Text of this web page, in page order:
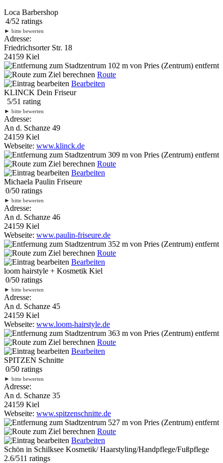
Loca Barbershop
4/52 ratings
► bitte bewerten
Adresse:
Friedrichsorter Str. 18
24159 Kiel
102 m von Pries (Zentrum) entfernt
Route
Bearbeiten
KLINCK Dein Friseur
5/51 rating
► bitte bewerten
Adresse:
An d. Schanze 49
24159 Kiel
Webseite: www.klinck.de
309 m von Pries (Zentrum) entfernt
Route
Bearbeiten
Michaela Paulin Friseure
0/50 ratings
► bitte bewerten
Adresse:
An d. Schanze 46
24159 Kiel
Webseite: www.paulin-friseure.de
352 m von Pries (Zentrum) entfernt
Route
Bearbeiten
loom hairstyle + Kosmetik Kiel
0/50 ratings
► bitte bewerten
Adresse:
An d. Schanze 45
24159 Kiel
Webseite: www.loom-hairstyle.de
363 m von Pries (Zentrum) entfernt
Route
Bearbeiten
SPITZEN Schnitte
0/50 ratings
► bitte bewerten
Adresse:
An d. Schanze 35
24159 Kiel
Webseite: www.spitzenschnitte.de
527 m von Pries (Zentrum) entfernt
Route
Bearbeiten
Schön in Schilksee Kosmetik/ Haarstyling/Handpflege/Fußpflege
2.6/511 ratings